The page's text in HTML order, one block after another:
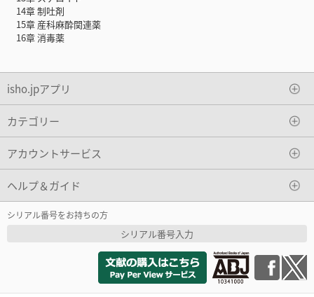
14章 制吐剤
15章 産科麻酔関連薬
16章 消毒薬
isho.jpアプリ
カテゴリー
アカウントサービス
ヘルプ＆ガイド
シリアル番号をお持ちの方
シリアル番号入力